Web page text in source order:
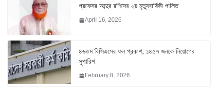
প্রফেসর আব্দুর রশিদের ২য় মৃত্যুবার্ষিকী পালিত
April 16, 2026
৪৬তম বিসিএসের ফল প্রকাশ, ১৪৫৭ জনকে নিয়োগের
সুপারিশ
February 8, 2026